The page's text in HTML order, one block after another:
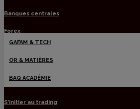
Banques centrales
Forex
GAFAM & TECH
OR & MATIÈRES
BAQ ACADÉMIE
S’initier au trading